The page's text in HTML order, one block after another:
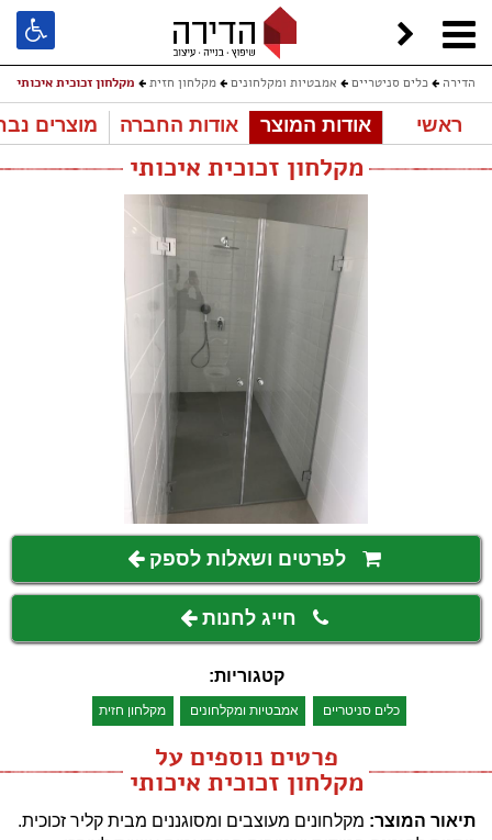
הדירה כלים סניטריים אמבטיות ומקלחונים מקלחון חזית מקלחון זכוכית איכותי
ראשי אודות המוצר אודות החברה מוצרים
מקלחון זכוכית איכותי
לפרטים ושאלות לספק
חייג לחנות
קטגוריות:
כלים סניטריים אמבטיות ומקלחונים מקלחון חזית
פרטים נוספים על
מקלחון זכוכית איכותי
תיאור המוצר: מקלחונים מעוצבים ומסוגננים מבית קליר זכוכית.